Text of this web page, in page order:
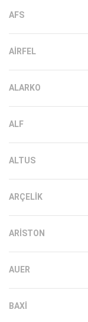
AFS
AIRFEL
ALARKO
ALF
ALTUS
ARÇELIK
ARISTON
AUER
BAXI